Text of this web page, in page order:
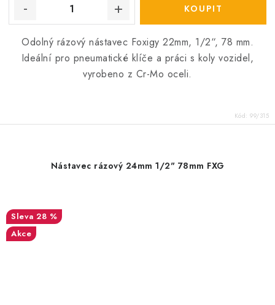
Odolný rázový nástavec Foxigy 22mm, 1/2“, 78 mm.
Ideální pro pneumatické klíče a práci s koly vozidel,
vyrobeno z Cr-Mo oceli.
Kód: 99/315
Nástavec rázový 24mm 1/2" 78mm FXG
28 %
Akce